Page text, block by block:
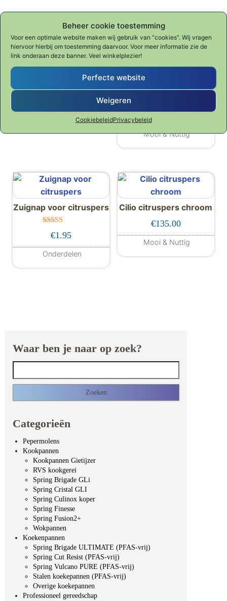
Beheer cookie toestemming
Voor een optimale website maken wij gebruik van “cookies”. Wij vragen
hiervoor hierbij om toestemming daarvoor. Voor meer informatie zie de
link onderaan deze banner. Veel winkelplezier!
Perfecte website
Weigeren
CookiebeleidPrivacybeleid
Gerelateerde producten
Cilio citruspers zilver
€129.00
Mooi & Nuttig
Cilio Citruspers Profi
€169.00
Mooi & Nuttig
Zuignap voor citruspers
d
uit 5
€1.95
Onderdelen
Cilio citruspers chroom
€135.00
Mooi & Nuttig
Waar ben je naar op zoek?
Categorieën
Pepermolens
Kookpannen
Kookpannen Gietijzer
RVS kookgerei
Spring Brigade GLi
Spring Cristal GLI
Spring Culinox koper
Spring Finesse
Spring Fusion2+
Wokpannen
Koekenpannen
Spring Brigade ULTIMATE (PFAS-vrij)
Spring Cut Resist (PFAS-vrij)
Spring Vulcano PURE (PFAS-vrij)
Stalen koekepannen (PFAS-vrij)
Overige koekepannen
Professioneel gereedschap